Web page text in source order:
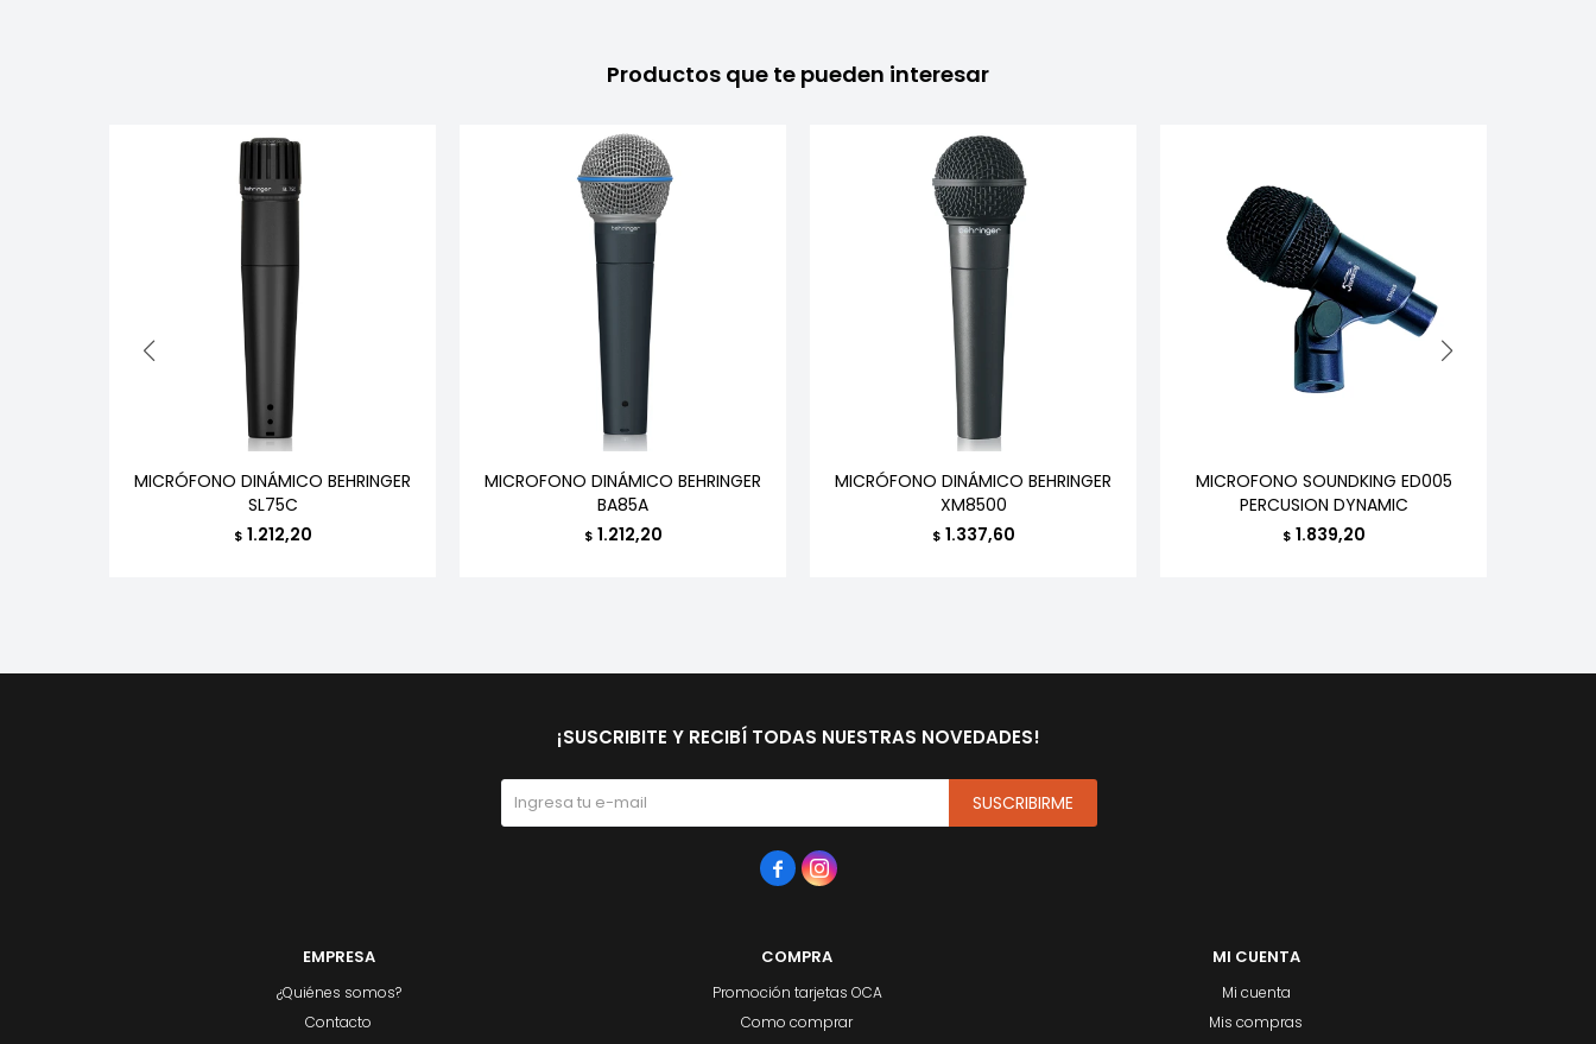
Productos que te pueden interesar
MICRÓFONO DINÁMICO BEHRINGER
SL75C
$ 1.212,20
MICROFONO DINÁMICO BEHRINGER
BA85A
$ 1.212,20
MICRÓFONO DINÁMICO BEHRINGER
XM8500
$ 1.337,60
MICROFONO SOUNDKING ED005
PERCUSION DYNAMIC
$ 1.839,20
EMPRESA
¿Quiénes somos?
Contacto
COMPRA
Promoción tarjetas OCA
Como comprar
MI CUENTA
Mi cuenta
Mis compras
¡SUSCRIBITE Y RECIBÍ TODAS NUESTRAS NOVEDADES!
SUSCRIBIRME
 